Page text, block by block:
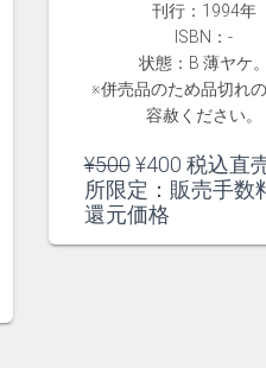
刊行：1994年
ISBN：-
状態：B 薄ヤケ。
※併売品のため品切れ
容赦ください。
¥500 元
の
価
¥400現
在
税込直
所限定：販売手数
還元価格